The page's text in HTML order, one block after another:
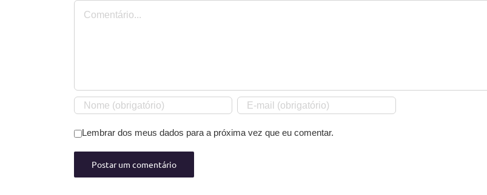
Comentário
Lembrar dos meus dados para a próxima vez que eu comentar.